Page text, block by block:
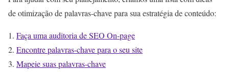
de otimização de palavras-chave para sua estratégia de conteúdo:
Faça uma auditoria de SEO On-page
Encontre palavras-chave para o seu site
Mapeie suas palavras-chave